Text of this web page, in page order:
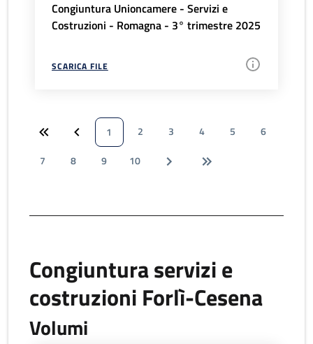
Congiuntura Unioncamere - Servizi e
Costruzioni - Romagna - 3° trimestre 2025
SCARICA FILE
1 2 3 4 5
6
7
8 9 10
Congiuntura servizi e
costruzioni Forlì-Cesena
Volumi